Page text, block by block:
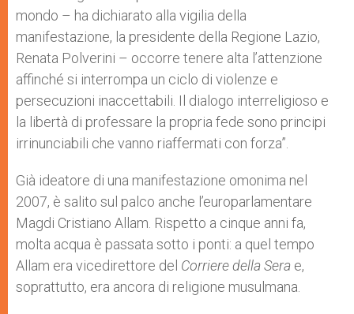
mondo – ha dichiarato alla vigilia della
manifestazione, la presidente della Regione Lazio,
Renata Polverini – occorre tenere alta l’attenzione
affinché si interrompa un ciclo di violenze e
persecuzioni inaccettabili. Il dialogo interreligioso e
la libertà di professare la propria fede sono principi
irrinunciabili che vanno riaffermati con forza”.
Già ideatore di una manifestazione omonima nel
2007, è salito sul palco anche l’europarlamentare
Magdi Cristiano Allam. Rispetto a cinque anni fa,
molta acqua è passata sotto i ponti: a quel tempo
Allam era vicedirettore del Corriere della Sera e,
soprattutto, era ancora di religione musulmana.